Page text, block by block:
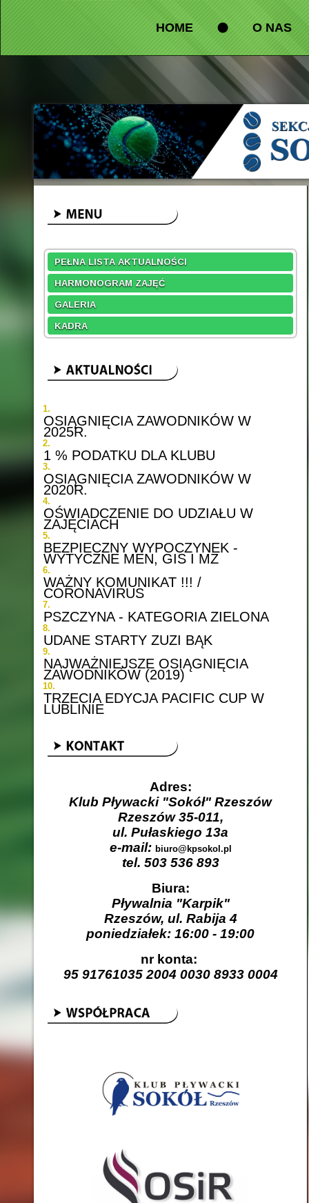
HOME O NAS
PEŁNA LISTA AKTUALNOŚCI
HARMONOGRAM ZAJĘĆ
GALERIA
KADRA
OSIĄGNIĘCIA ZAWODNIKÓW W
2025R.
1 % PODATKU DLA KLUBU
OSIĄGNIĘCIA ZAWODNIKÓW W
2020R.
OŚWIADCZENIE DO UDZIAŁU W
ZAJĘCIACH
BEZPIECZNY WYPOCZYNEK -
WYTYCZNE MEN, GIS I MZ
WAŻNY KOMUNIKAT !!! /
CORONAVIRUS
PSZCZYNA - KATEGORIA ZIELONA
UDANE STARTY ZUZI BĄK
NAJWAŻNIEJSZE OSIĄGNIĘCIA
ZAWODNIKÓW (2019)
TRZECIA EDYCJA PACIFIC CUP W
LUBLINIE
Adres:
Klub Pływacki "Sokół" Rzeszów
Rzeszów 35-011,
ul. Pułaskiego 13a
e-mail: biuro@kpsokol.pl
tel. 503 536 893
Biura:
Pływalnia "Karpik"
Rzeszów, ul. Rabija 4
poniedziałek: 16:00 - 19:00
nr konta:
95 91761035 2004 0030 8933 0004